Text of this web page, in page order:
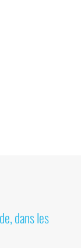
dans les